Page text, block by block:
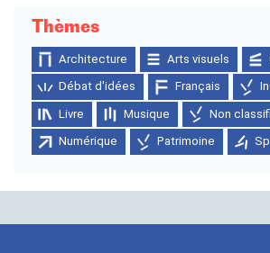
Thèmes
Architecture Arts visuels
Débat d'idées Français
Livre Musique Non
Numérique Patrimoine